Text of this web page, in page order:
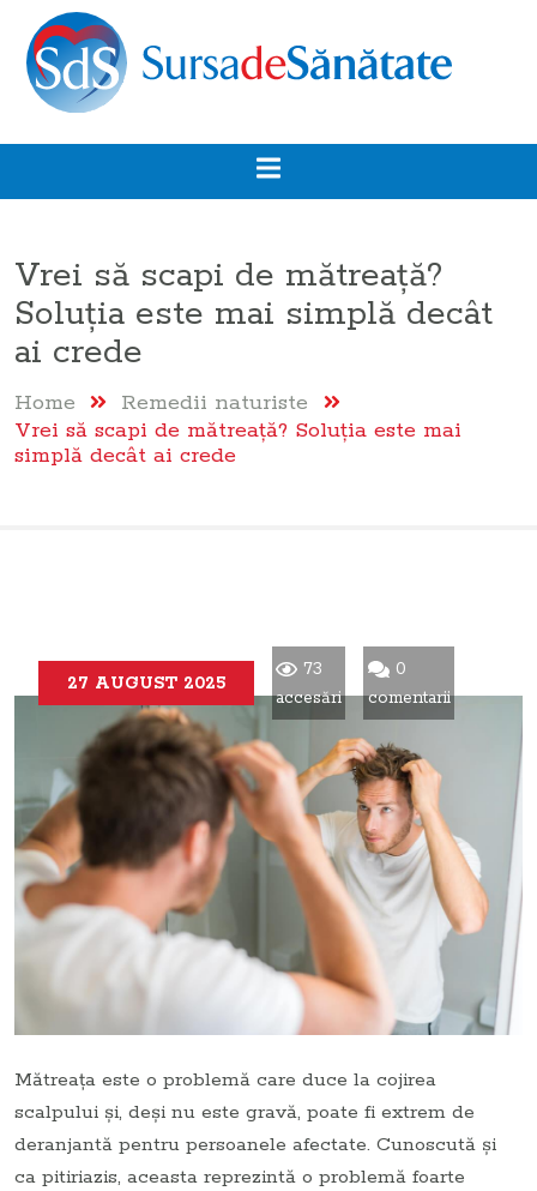
Vrei să scapi de mătreață?
Soluția este mai simplă decât
ai crede
Home
Remedii naturiste
Vrei să scapi de mătreață? Soluția este mai
simplă decât ai crede
27 AUGUST 2025
73
accesări
0
comentarii
Mătreața este o problemă care duce la cojirea
scalpului și, deși nu este gravă, poate fi extrem de
deranjantă pentru persoanele afectate. Cunoscută și
ca pitiriazis, aceasta reprezintă o problemă foarte